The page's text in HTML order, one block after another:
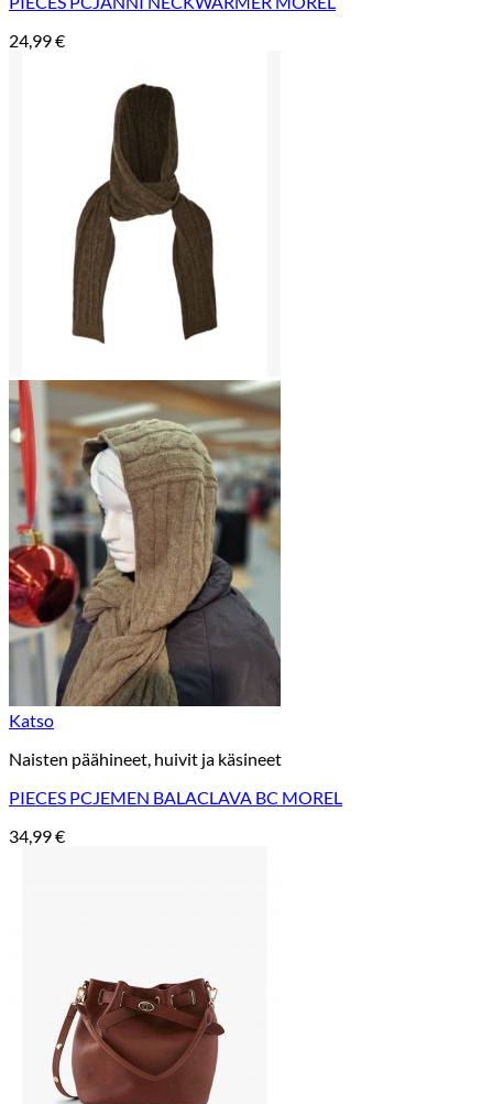
24,99€
Katso
Naisten päähineet, huivit ja käsineet
PIECES PCJEMEN BALACLAVA BC MOREL
34,99€